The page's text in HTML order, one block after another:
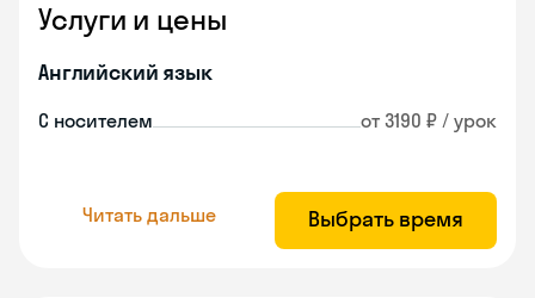
Услуги и цены
Английский язык
С носителем от 3190 ₽ / урок
Читать дальше Выбрать время